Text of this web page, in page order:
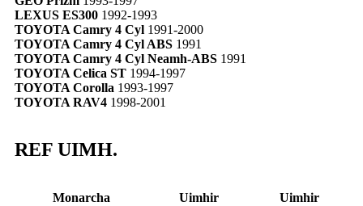
LEXUS ES300 1992-1993
TOYOTA Camry 4 Cyl 1991-2000
TOYOTA Camry 4 Cyl ABS 1991
TOYOTA Camry 4 Cyl Neamh-ABS 1991
TOYOTA Celica ST 1994-1997
TOYOTA Corolla 1993-1997
TOYOTA RAV4 1998-2001
REF UIMH.
Monarcha Uimhir Uimhir